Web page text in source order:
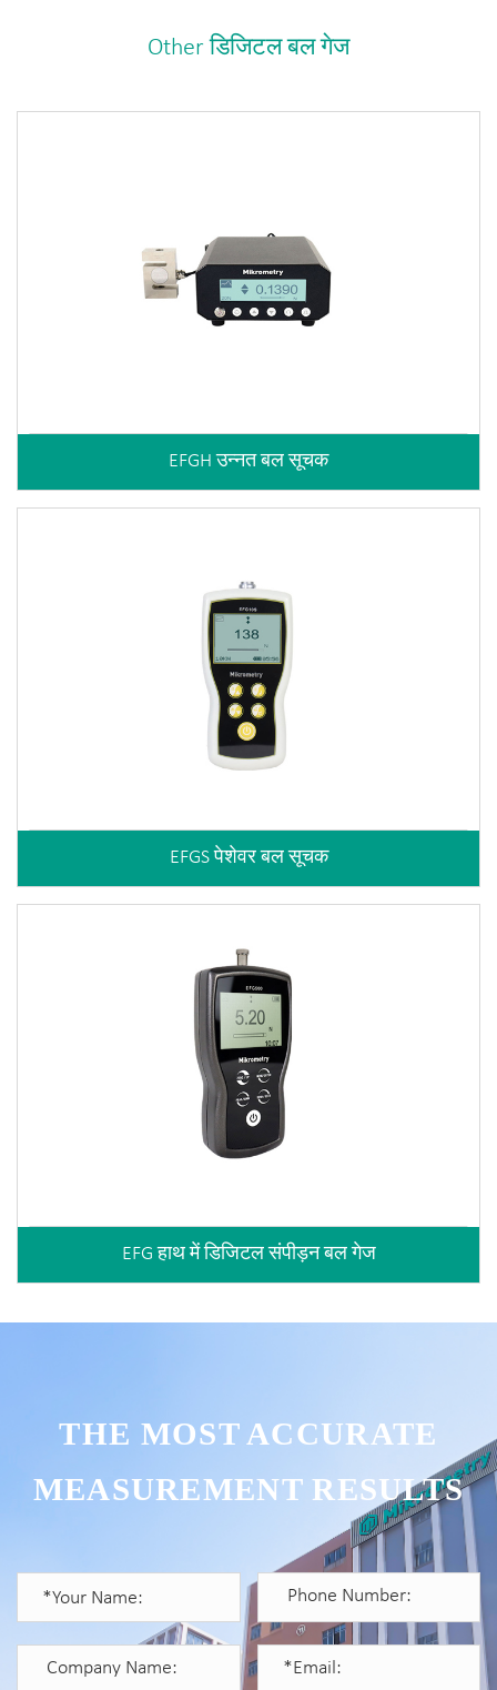
Other डिजिटल बल गेज
EFGH उन्नत बल सूचक
EFGS पेशेवर बल सूचक
EFG हाथ में डिजिटल संपीड़न बल गेज
THE MOST ACCURATE
MEASUREMENT RESULTS